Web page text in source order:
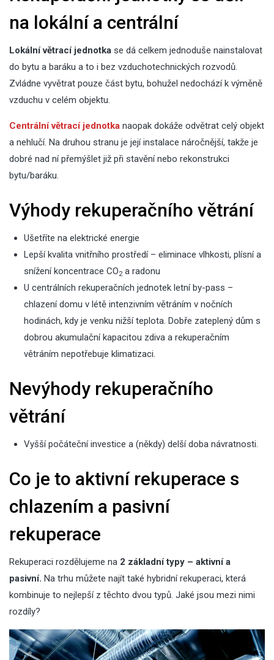
na lokální a centrální
Lokální větrací jednotka se dá celkem jednoduše nainstalovat
do bytu a baráku a to i bez vzduchotechnických rozvodů.
Zvládne vyvětrat pouze část bytu, bohužel nedochází k výměně
vzduchu v celém objektu.
Centrální větrací jednotka naopak dokáže odvětrat celý objekt
a nehlučí. Na druhou stranu je její instalace náročnější, takže je
dobré nad ní přemýšlet již při stavění nebo rekonstrukci
bytu/baráku.
Výhody rekuperačního větrání
Ušetříte na elektrické energie
Lepší kvalita vnitřního prostředí – eliminace vlhkosti, plísní a
snížení koncentrace CO2 a radonu
U centrálních rekuperačních jednotek letní by-pass –
chlazení domu v létě intenzivním větráním v nočních
hodinách, kdy je venku nižší teplota. Dobře zateplený dům s
dobrou akumulační kapacitou zdiva a rekuperačním
větráním nepotřebuje klimatizaci.
Nevýhody rekuperačního
větrání
Vyšší počáteční investice a (někdy) delší doba návratnosti.
Co je to aktivní rekuperace s
chlazením a pasivní
rekuperace
Rekuperaci rozdělujeme na 2 základní typy – aktivní a
pasivní. Na trhu můžete najít také hybridní rekuperaci, která
kombinuje to nejlepší z těchto dvou typů. Jaké jsou mezi nimi
rozdíly?